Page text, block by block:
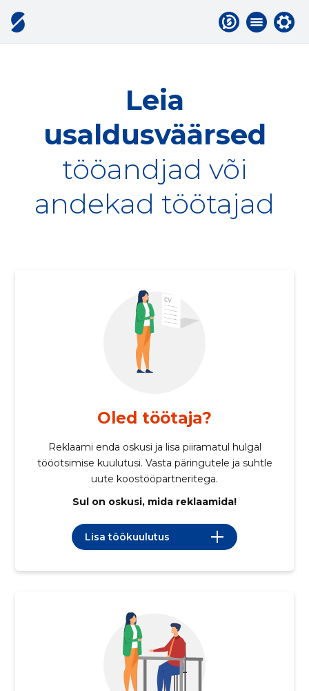
Leia
usaldusväärsed
tööandjad või
andekad töötajad
Oled töötaja?
Reklaami enda oskusi ja lisa piiramatul hulgal
tööotsimise kuulutusi. Vasta päringutele ja suhtle
uute koostööpartneritega.
Sul on oskusi, mida reklaamida!
Lisa töökuulutus